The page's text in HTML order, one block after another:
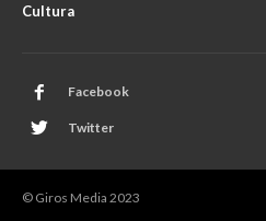
Cultura
Facebook
Twitter
© Giros Media 2023